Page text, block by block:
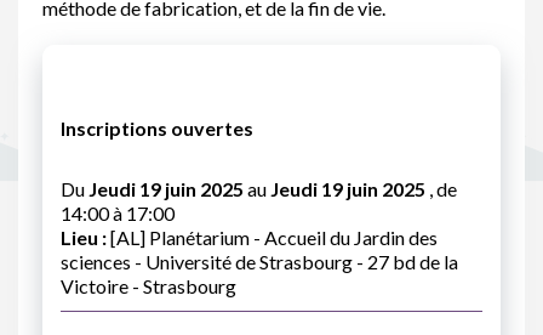
méthode de fabrication, et de la fin de vie.
Inscriptions ouvertes
Du Jeudi 19 juin 2025 au Jeudi 19 juin 2025 , de
14:00 à 17:00
Lieu :[AL] Planétarium - Accueil du Jardin des
sciences - Université de Strasbourg - 27 bd de la
Victoire - Strasbourg